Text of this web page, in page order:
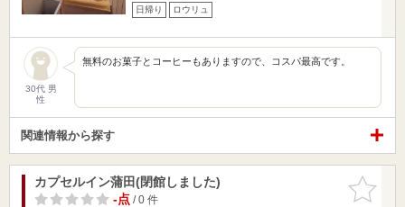
日帰り ロウリュ
30代 男
性
無料のお菓子とコーヒーもありますので、コスパ最高です。
関連情報から探す
お気に入
りに追加
カプセルイン蒲田(閉館しました)
-点/ 0 件